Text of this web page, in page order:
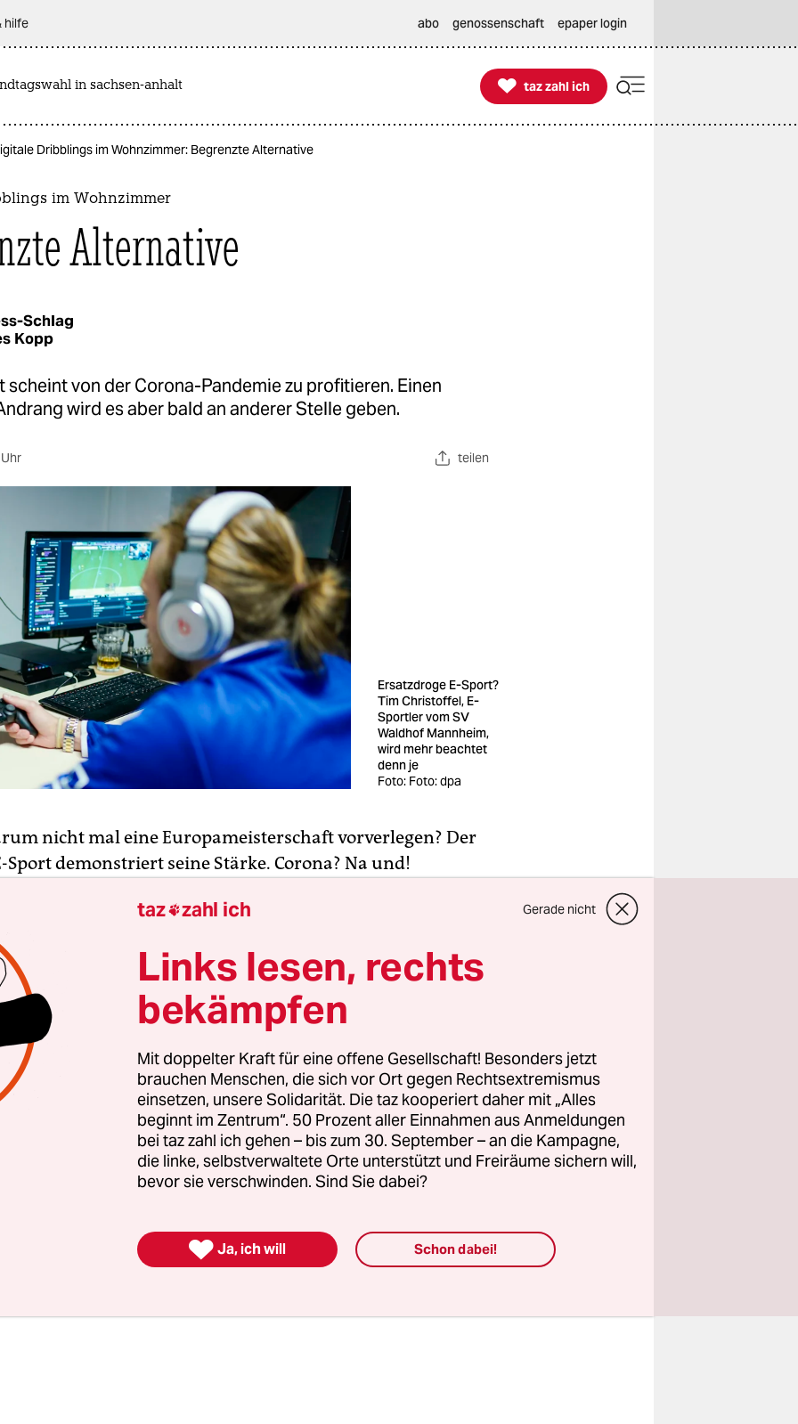
hilfe abo genossenschaft epaper login
in sachsen-anhalt 
taz zahl ich
taz zahl ich
Dribblings im Wohnzimmer: Begrenzte Alternative
im Wohnzimmer
Alternative
Schlag
Kopp
scheint von der Corona-Pandemie zu profitieren. Einen
wird es aber bald an anderer Stelle geben.
teilen
Ersatzdroge E-Sport?
Tim Christoffel, E-
Sportler vom SV
Waldhof Mannheim,
wird mehr beachtet
denn je
Foto: Foto: dpa
nicht mal eine Europameisterschaft vorverlegen? Der
Sport demonstriert seine Stärke. Corona? Na und!
wo man verschobene Weltmeisterschaften,
und Olympische Spiele im Sportkalender 2021
kann, zieht die Uefa dieeEuro-2020 , ihr virtuelles
einfach um sechs Wochen vor.
sollte das Event mit der Spielsimulation „PES2020“ an die
EM 2020 angekoppelt werden. In den zwei Tagen vor
hätten sich die E-Sportler aus zehn Nationen vor Publikum
in London am 10./11. Juli gemessen. Weil aber
die EM um ein Jahr verlegt wurde, werden die digitalen
schon am 23./24. Mai ohne Publikum vor Ort zu
taz zahl ich Gerade nicht
Links lesen, rechts
bekämpfen
Mit doppelter Kraft für eine offene Gesellschaft! Besonders jetzt
brauchen Menschen, die sich vor Ort gegen Rechtsextremismus
einsetzen, unsere Solidarität. Die taz kooperiert daher mit „Alles
beginnt im Zentrum“. 50 Prozent aller Einnahmen aus Anmeldungen
bei taz zahl ich gehen – bis zum 30. September – an die Kampagne,
die linke, selbstverwaltete Orte unterstützt und Freiräume sichern will,
bevor sie verschwinden. Sind Sie dabei?
 Ja, ich will Schon dabei!